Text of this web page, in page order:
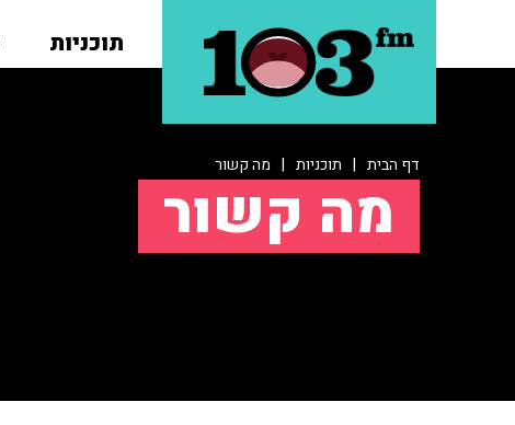
תוכניות
דף הבית | תוכניות | מה קשור
מה קשור